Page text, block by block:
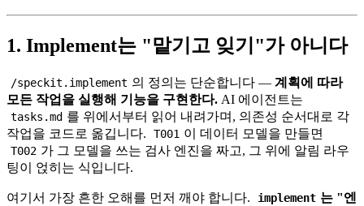
1. Implement는 "맡기고 잊기"가 아니다
/speckit.implement 의 정의는 단순합니다 —계획에 따라
모든 작업을 실행해 기능을 구현한다. AI 에이전트는
tasks.md 를 위에서부터 읽어 내려가며, 의존성 순서대로 각
작업을 코드로 옮깁니다.
T001 이 데이터 모델을 만들면
T002 가 그 모델을 쓰는 검사 엔진을 짜고, 그 위에 알림 라우
팅이 얹히는 식입니다.
여기서 가장 흔한 오해를 먼저 깨야 합니다. implement 는 "엔